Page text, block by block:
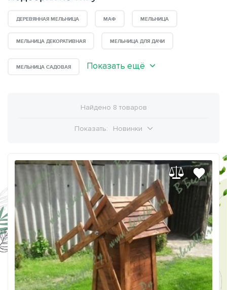
ДЕРЕВЯННАЯ МЕЛЬНИЦА МАФ МЕЛЬНИЦА
МЕЛЬНИЦА ДЕКОРАТИВНАЯ МЕЛЬНИЦА ДЛЯ ДАЧИ
МЕЛЬНИЦА САДОВАЯ Показать ещё
Найдено 8 товаров
Показать: Новинки